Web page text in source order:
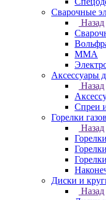
Сварочные
Назад
ММА
Аксессуары
Назад
Спреи
Горелки
Назад
Диски и
Назад